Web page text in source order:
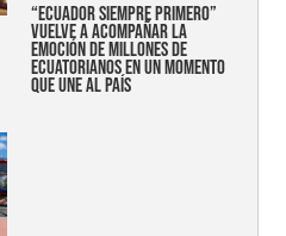
“Ecuador siempre primero”
vuelve a acompañar la
emoción de millones de
ecuatorianos en un momento
que une al país